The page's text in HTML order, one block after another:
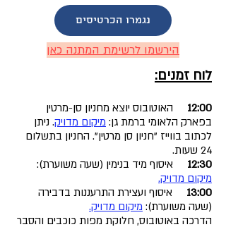
נגמרו הכרטיסים
הירשמו לרשימת המתנה כאן
לוח זמנים:
12:00
האוטובוס יוצא מחניון סן-מרטין
בפארק הלאומי ברמת גן: מיקום מדויק. ניתן
לכתוב בווייז "חניון סן מרטין". החניון בתשלום
24 שעות.
12:30 איסוף מיד בנימין (שעה משוערת):
מיקום מדויק.
13:00 איסוף ועצירת התרעננות בדבירה
(שעה משוערת): מיקום מדויק.
הדרכה באוטובוס, חלוקת מפות כוכבים והסבר